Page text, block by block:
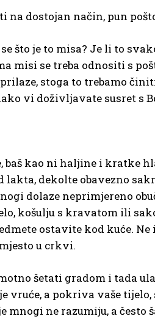
na dostojan način, pun
što je to misa? Je li to
misi se treba odnositi s
stoga to trebamo
vi doživljavate susret s
kao ni haljine i kratke
dekolte obavezno
dolaze neprimjereno
košulju s kravatom ili
ostavite kod kuće.
u crkvi.
šetati gradom i tada
a pokriva vaše tijelo,
ne razumiju, a